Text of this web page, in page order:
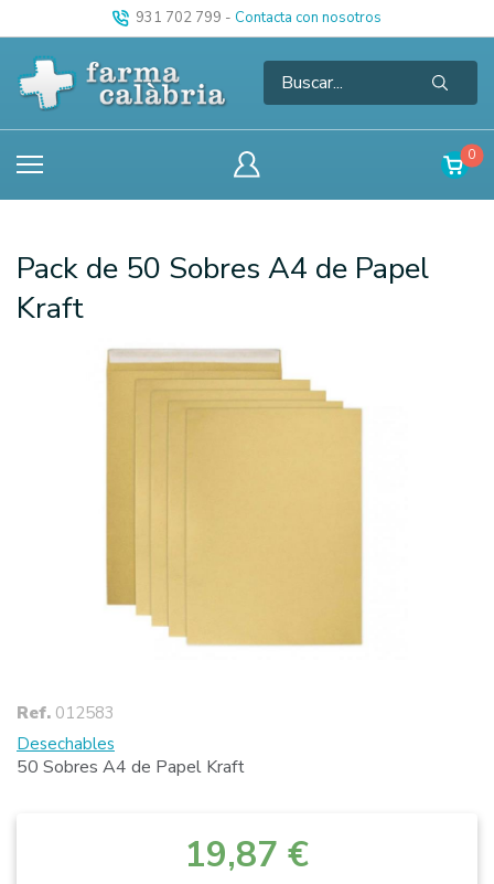
931 702 799 - Contacta con nosotros
0
Pack de 50 Sobres A4 de Papel
Kraft
Ref. 012583
Desechables
50 Sobres A4 de Papel Kraft
19,87 €